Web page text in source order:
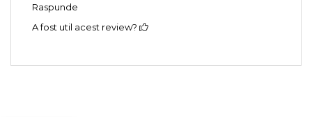
Raspunde
A fost util acest review?